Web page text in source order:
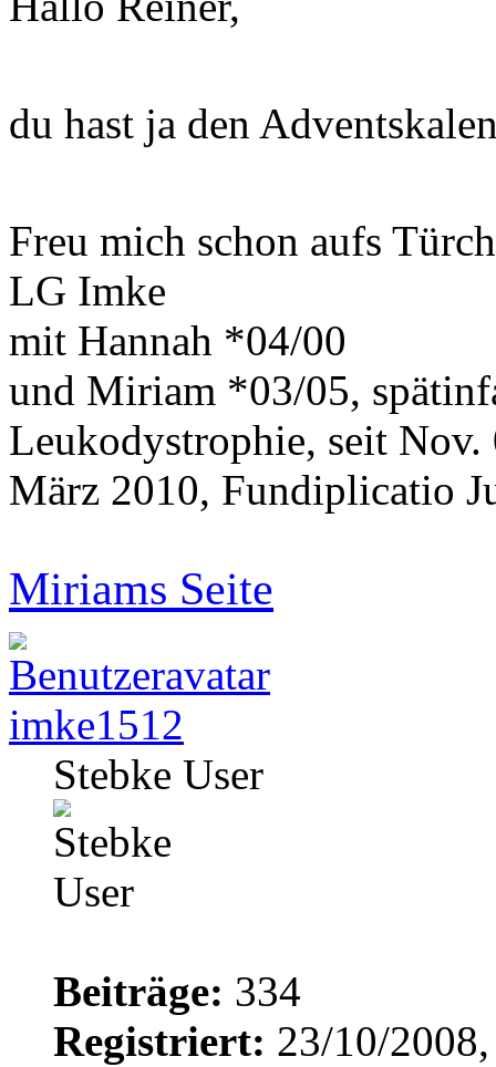
du hast ja den
Freu mich schon aufs
LG Imke
mit Hannah *04/00
und Miriam *03/05,
Leukodystrophie, seit
März 2010, Fundiplicatio
Miriams Seite
imke1512
Stebke User
Beiträge: 334
Registriert: 23/10/